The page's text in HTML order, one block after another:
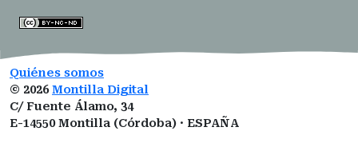
Quiénes somos
© 2026 Montilla Digital
C/ Fuente Álamo, 34
E-14550 Montilla (Córdoba) · ESPAÑA